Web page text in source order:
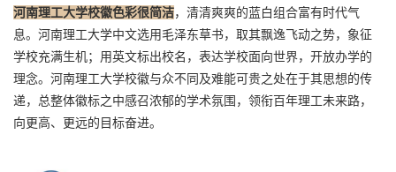
河南理工大学校徽色彩很简洁，清清爽爽的蓝白组合富有时代气
息。河南理工大学中文选用毛泽东草书，取其飘逸飞动之势，象征
学校充满生机；用英文标出校名，表达学校面向世界，开放办学的
理念。河南理工大学校徽与众不同及难能可贵之处在于其思想的传
递，总整体徽标之中感召浓郁的学术氛围，领衔百年理工未来路，
向更高、更远的目标奋进。